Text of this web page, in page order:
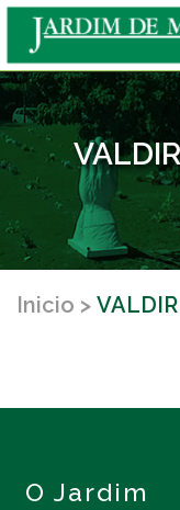
Inicio
O Jardim